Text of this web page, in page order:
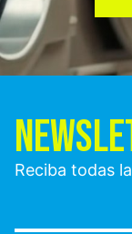
Reciba todas